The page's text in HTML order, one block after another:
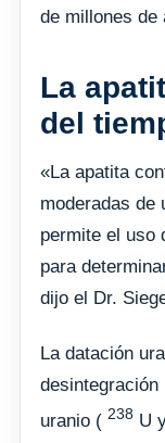
de millones de
La
del
«La apatita
moderadas de
permite el uso
para
dijo el Dr.
La datación
uranio ( 238 U